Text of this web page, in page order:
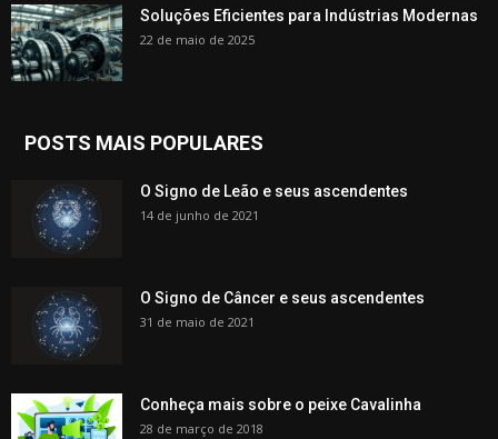
Soluções Eficientes para Indústrias Modernas
22 de maio de 2025
POSTS MAIS POPULARES
O Signo de Leão e seus ascendentes
14 de junho de 2021
O Signo de Câncer e seus ascendentes
31 de maio de 2021
Conheça mais sobre o peixe Cavalinha
28 de março de 2018